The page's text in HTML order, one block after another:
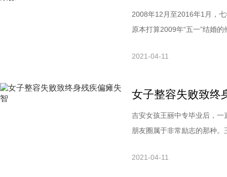
2008年12月至2016年1月，
原本打算2009年“五一”结婚
年12月25日到四川大学华西
2021-04-11
女子整容失败致终
吉安女孩王丽中专毕业后，
朋友圈属于非常励志的那种
定脑梗、脑疝、失智、偏瘫
2021-04-11